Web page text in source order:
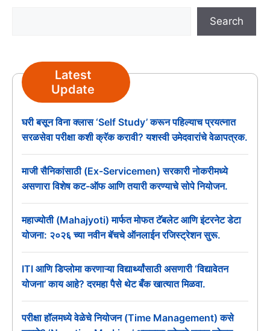
Search
Latest
Update
घरी बसून विना क्लास ‘Self Study’ करून पहिल्याच प्रयत्नात
सरळसेवा परीक्षा कशी क्रॅक करावी? यशस्वी उमेदवारांचे वेळापत्रक.
माजी सैनिकांसाठी (Ex-Servicemen) सरकारी नोकरीमध्ये
असणारा विशेष कट-ऑफ आणि तयारी करण्याचे सोपे नियोजन.
महाज्योती (Mahajyoti) मार्फत मोफत टॅबलेट आणि इंटरनेट डेटा
योजना: २०२६ च्या नवीन बॅचचे ऑनलाईन रजिस्ट्रेशन सुरू.
ITI आणि डिप्लोमा करणाऱ्या विद्यार्थ्यांसाठी असणारी ‘विद्यावेतन
योजना’ काय आहे? दरमहा पैसे थेट बँक खात्यात मिळवा.
परीक्षा हॉलमध्ये वेळेचे नियोजन (Time Management) कसे